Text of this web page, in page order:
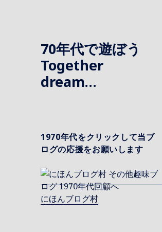
70年代で遊ぼう
Together
dream…
1970年代をクリックして当ブ
ログの応援をお願いします
にほんブログ村